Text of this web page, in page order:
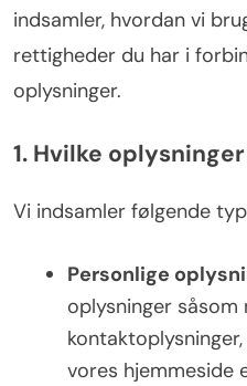
indsamler, hvordan vi
rettigheder du har i
oplysninger.
1. Hvilke
Vi indsamler følgende
Personlige
oplysninger
vores hjemmeside